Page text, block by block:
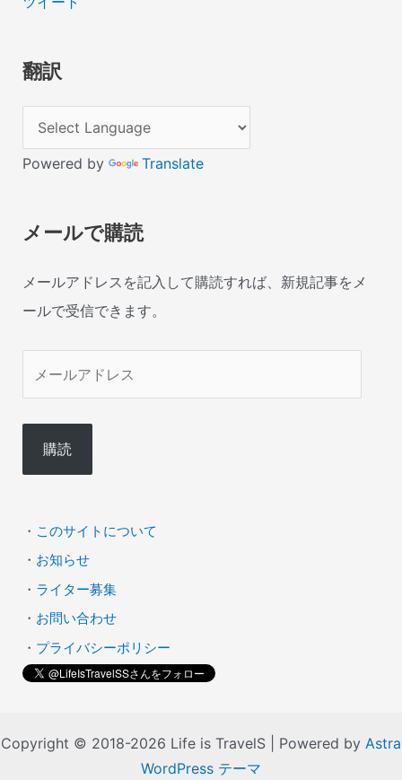
翻訳
Powered by Translate
メールで購読
メールアドレスを記入して購読すれば、新規記事をメ
ールで受信できます。
ル
ド
ス
購読
・ このサイトについて
・ お知らせ
・ ライター募集
・ お問い合わせ
・ プライバシーポリシー
Copyright © 2018-2026 Life is TravelS | Powered by Astra
WordPress テーマ